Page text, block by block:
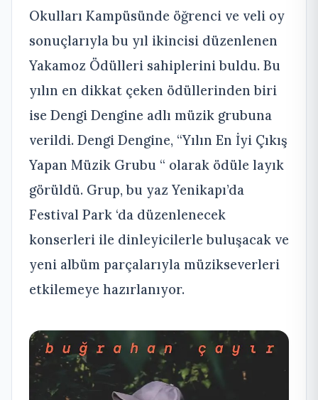
Okulları Kampüsünde öğrenci ve veli oy
sonuçlarıyla bu yıl ikincisi düzenlenen
Yakamoz Ödülleri sahiplerini buldu. Bu
yılın en dikkat çeken ödüllerinden biri
ise Dengi Dengine adlı müzik grubuna
verildi. Dengi Dengine, “Yılın En İyi Çıkış
Yapan Müzik Grubu “ olarak ödüle layık
görüldü. Grup, bu yaz Yenikapı’da
Festival Park ‘da düzenlenecek
konserleri ile dinleyicilerle buluşacak ve
yeni albüm parçalarıyla müzikseverleri
etkilemeye hazırlanıyor.